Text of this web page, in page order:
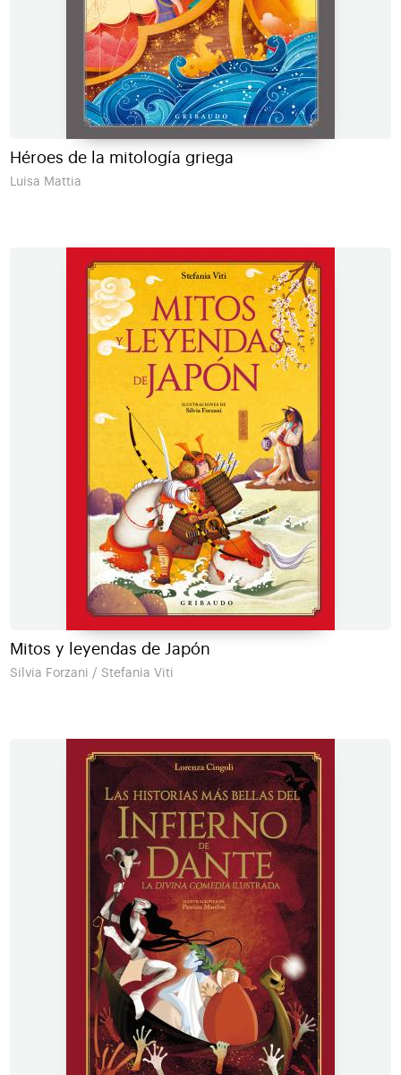
Héroes de la mitología griega
Luisa Mattia
Mitos y leyendas de Japón
Silvia Forzani / Stefania Viti